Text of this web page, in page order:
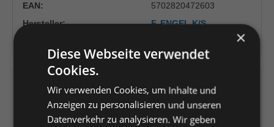
Hersteller: F. ENGEL K/S
EAN:
5702820472603
Versandfertig in 4 Tagen, Lieferzeit 1-3 Tage
Farbeauswählen
×
Diese Webseite verwendet
Cookies.
Wir verwenden Cookies, um Inhalte und
Anzeigen zu personalisieren und unseren
Datenverkehr zu analysieren. Wir geben